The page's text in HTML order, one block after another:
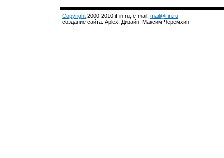
Copyright 2000-2010 iFin.ru, e-mail: mail@ifin.ru
создание сайта: Aplex, Дизайн: Максим Черемхин